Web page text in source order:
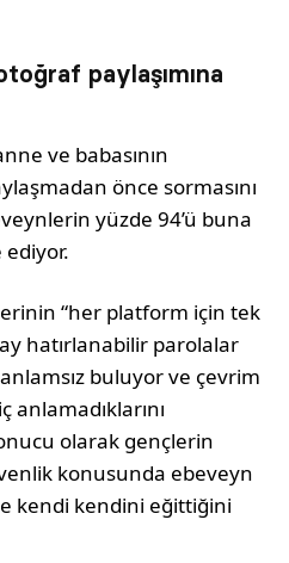
paylaşımına
ve babasının
önce sormasını
yüzde 94’ü buna
ediyor.
“her platform için tek
hatırlanabilir parolalar
buluyor ve çevrim
olarak gençlerin
konusunda ebeveyn
kendi kendini eğittiğini